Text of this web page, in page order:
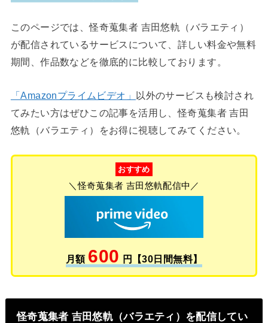
このページでは、怪奇蒐集者 吉田悠軌（バラエティ）
が配信されているサービスについて、詳しい料金や無料
期間、作品数などを徹底的に比較しております。
「Amazonプライムビデオ」 以外のサービスも検討され
てみたい方はぜひこの記事を活用し、怪奇蒐集者 吉田
悠軌（バラエティ）をお得に視聴してみてください。
おすすめ
＼怪奇蒐集者 吉田悠軌配信中／
月額 600 円【30日間無料】
怪奇蒐集者 吉田悠軌（バラエティ）を配信してい